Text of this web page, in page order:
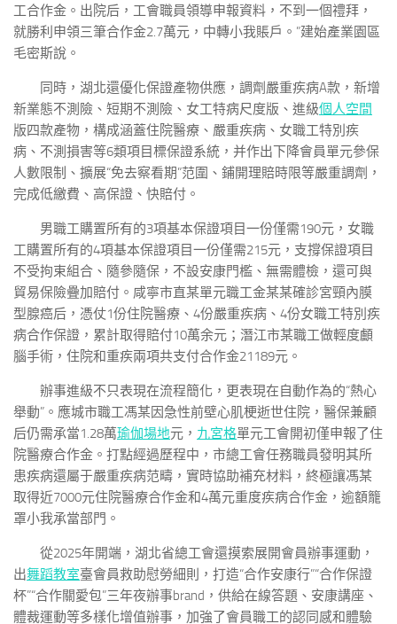
工合作金。出院后，工會職員領導申報資料，不到一個禮拜，
就勝利申領三筆合作金2.7萬元，中轉小我賬戶。”建始產業園區
毛密斯說。
同時，湖北還優化保證產物供應，調劑嚴重疾病A款，新增
新業態不測險、短期不測險、女工特病尺度版、進級個人空間
版四款產物，構成涵蓋住院醫療、嚴重疾病、女職工特別疾
病、不測損害等6類項目標保證系統，并作出下降會員單元參保
人數限制、擴展“免去察看期”范圍、鋪開理賠時限等嚴重調劑，
完成低繳費、高保證、快賠付。
男職工購置所有的3項基本保證項目一份僅需190元，女職
工購置所有的4項基本保證項目一份僅需215元，支撐保證項目
不受拘束組合、隨參隨保，不設安康門檻、無需體檢，還可與
貿易保險疊加賠付。咸寧市直某單元職工金某某確診宮頸內膜
型腺癌后，憑仗1份住院醫療、4份嚴重疾病、4份女職工特別疾
病合作保證，累計取得賠付10萬余元；潛江市某職工做輕度顱
腦手術，住院和重疾兩項共支付合作金21189元。
辦事進級不只表現在流程簡化，更表現在自動作為的“熱心
舉動”。應城市職工馮某因急性前壁心肌梗逝世住院，醫保兼顧
后仍需承當1.28萬瑜伽場地元， 九宮格單元工會開初僅申報了住
院醫療合作金。打點經過歷程中，市總工會任務職員發明其所
患疾病還屬于嚴重疾病范疇，實時協助補充材料，終極讓馮某
取得近7000元住院醫療合作金和4萬元重度疾病合作金，逾額籠
罩小我承當部門。
從2025年開端，湖北省總工會還摸索展開會員辦事運動，
出舞蹈教室臺會員救助慰勞細則，打造“合作安康行”“合作保證
杯”“合作關愛包”三年夜辦事brand，供給在線答題、安康講座、
體裁運動等多樣化增值辦事，加強了會員職工的認同感和體驗